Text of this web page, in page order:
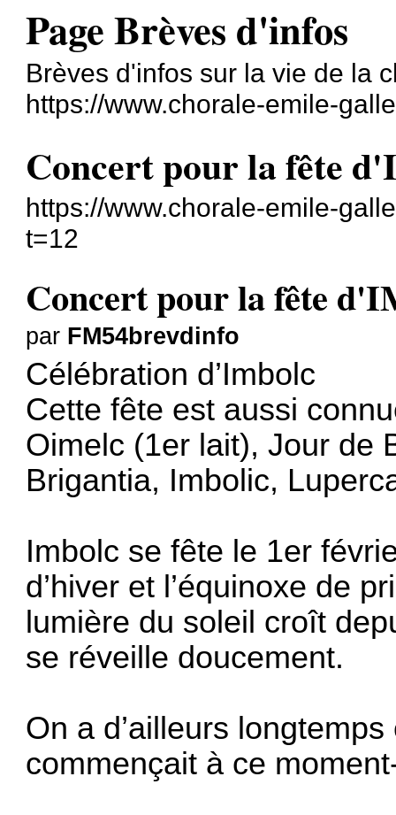
Page Brèves d'infos
Brèves d'infos sur la vie de la
https://www.chorale-emile-
Concert pour la fête
https://www.chorale-emile-
t=12
Concert pour la fête
par FM54brevdinfo
Célébration d’Imbolc
Cette fête est aussi
Oimelc (1er lait), Jour de
Brigantia, Imbolic,
Imbolc se fête le 1er
d’hiver et l’équinoxe de
lumière du soleil croît
se réveille doucement.
On a d’ailleurs
commençait à ce